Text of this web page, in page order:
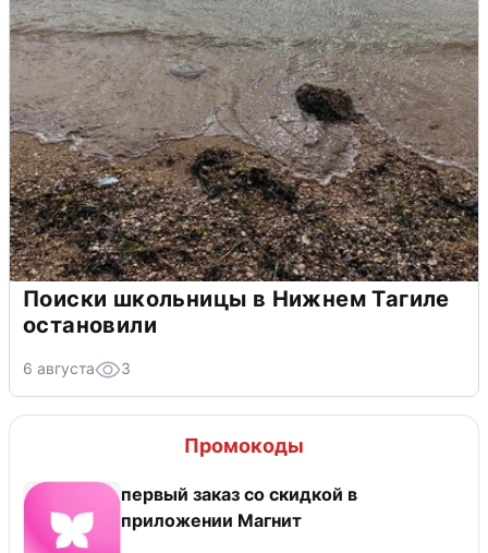
Поиски школьницы в Нижнем Тагиле
остановили
6 августа 3
Промокоды
первый заказ со скидкой в
приложении Магнит